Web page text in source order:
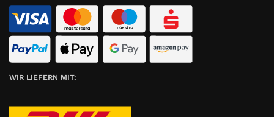
WIR LIEFERN MIT: